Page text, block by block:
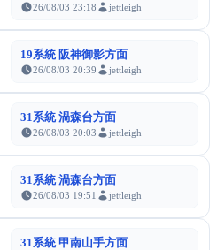
26/08/03 23:18 jettleigh
19系統 阪神御影方面
26/08/03 20:39 jettleigh
31系統 渦森台方面
26/08/03 20:03 jettleigh
31系統 渦森台方面
26/08/03 19:51 jettleigh
31系統 甲南山手方面